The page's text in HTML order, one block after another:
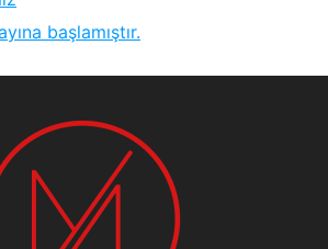
başlamıştır.